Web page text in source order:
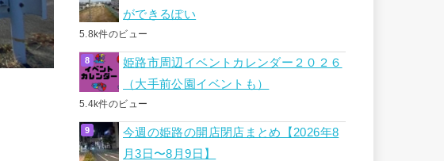
ができるぽい
5.8k件のビュー
姫路市周辺イベントカレンダー２０２６
（大手前公園イベントも）
5.4k件のビュー
今週の姫路の開店閉店まとめ【2026年8
月3日〜8月9日】